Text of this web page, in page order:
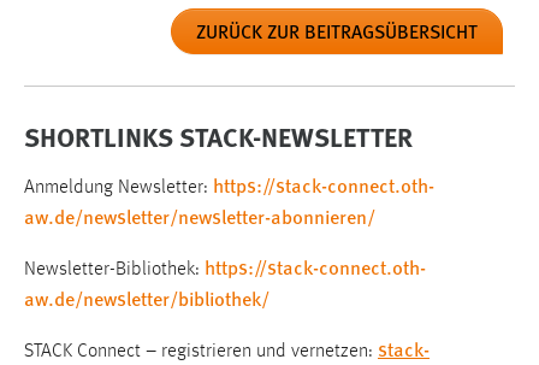
ZURÜCK ZUR BEITRAGSÜBERSICHT
SHORTLINKS STACK-NEWSLETTER
Anmeldung Newsletter: https://stack-connect.oth-
aw.de/newsletter/newsletter-abonnieren/
Newsletter-Bibliothek: https://stack-connect.oth-
aw.de/newsletter/bibliothek/
STACK Connect – registrieren und vernetzen: stack-